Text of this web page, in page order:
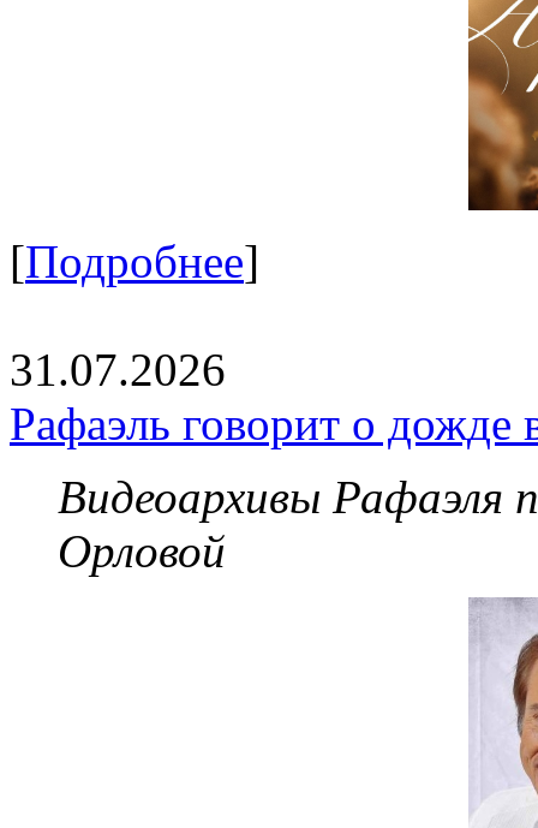
[Подробнее]
31.07.2026
Рафаэль говорит о дожде
Видеоархивы Рафаэля
Орловой